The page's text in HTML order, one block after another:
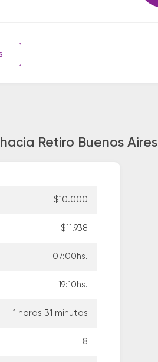
Retiro Buenos Aires
$10.000
$11.938
07:00hs.
19:10hs.
1 horas 31 minutos
8